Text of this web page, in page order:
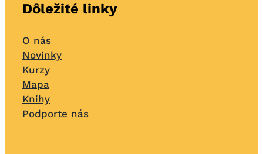
Dôležité linky
O nás
Novinky
Kurzy
Mapa
Knihy
Podporte nás